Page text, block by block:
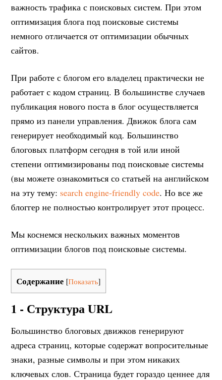
важность трафика с поисковых систем. При этом
оптимизация блога под поисковые системы
немного отличается от оптимизации обычных
сайтов.
При работе с блогом его владелец практически не
работает с кодом страниц. В большинстве случаев
публикация нового поста в блог осуществляется
прямо из панели управления. Движок блога сам
генерирует необходимый код. Большинство
блоговых платформ сегодня в той или иной
степени оптимизированы под поисковые системы
(вы можете ознакомиться со статьей на английском
на эту тему: search engine-friendly code. Но все же
блоггер не полностью контролирует этот процесс.
Мы коснемся нескольких важных моментов
оптимизации блогов под поисковые системы.
Содержание [Показать]
1 - Структура URL
Большинство блоговых движков генерируют
адреса страниц, которые содержат вопросительные
знаки, разные символы и при этом никаких
ключевых слов. Страница будет гораздо ценнее для